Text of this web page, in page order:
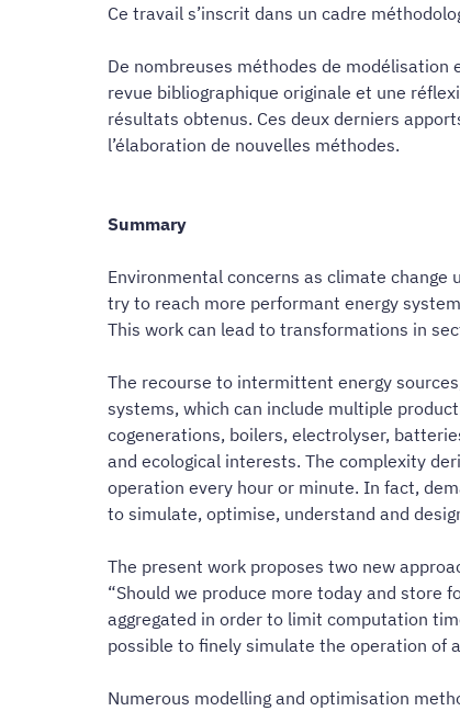
Ce travail s’inscrit dans un cadre
De nombreuses méthodes de
revue bibliographique originale et une
résultats obtenus. Ces deux derniers
l’élaboration de nouvelles méthodes.
Summary
Environmental concerns as climate change
try to reach more performant energy
This work can lead to transformations in
The recourse to intermittent energy
systems, which can include multiple
cogenerations, boilers, electrolyser,
and ecological interests. The complexity
operation every hour or minute. In fact,
to simulate, optimise, understand and
The present work proposes two new
“Should we produce more today and store
aggregated in order to limit computation
possible to finely simulate the operation of
Numerous modelling and optimisation